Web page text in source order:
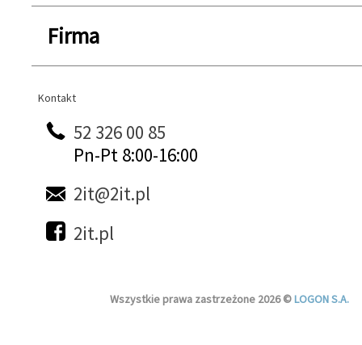
Firma
Kontakt
Kontakt
52 326 00 85
Pn-Pt 8:00-16:00
2it@2it.pl
2it.pl
Wszystkie prawa zastrzeżone 2026 ©LOGON S.A.